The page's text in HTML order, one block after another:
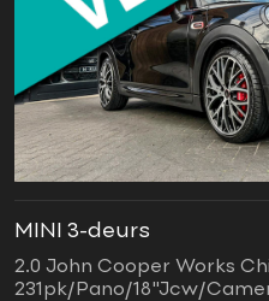
MINI 3-deurs
2.0 John Cooper Works
231pk/Pano/18"Jcw/